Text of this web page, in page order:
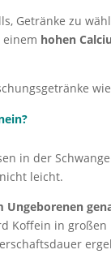
Getränke zu
hohen
in der
leicht.
Koffein in großen